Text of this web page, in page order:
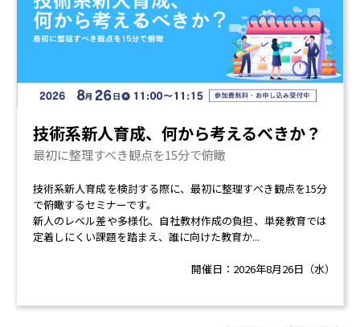
技術系新人育成、何から考えるべきか？
最初に整理すべき観点を15分で俯瞰
技術系新人育成を検討する際に、最初に整理すべき観点を15分
で俯瞰するセミナーです。
新人のレベル差や多様化、自社教材作成の負担、単発教育では
定着しにくい課題を踏まえ、誰に向けた教育か...
開催日： 2026年8月26日（水）